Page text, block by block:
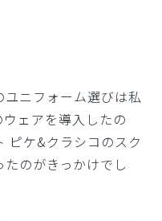
ニフォーム選びは私
ェアを導入したの
ピケ&クラシコのスク
のがきっかけでし